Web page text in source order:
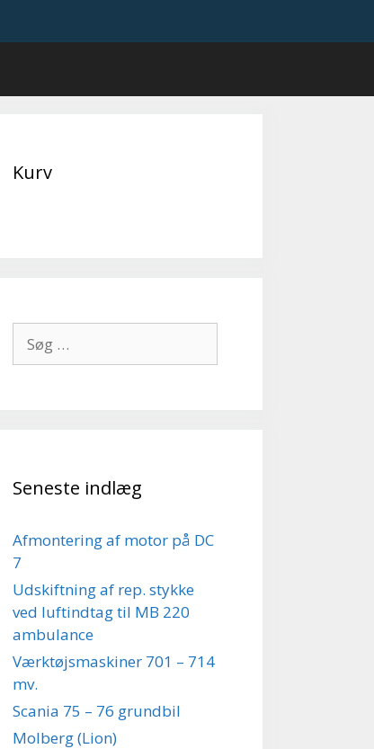
Kurv
efter:
Seneste indlæg
Afmontering af motor på DC
7
Udskiftning af rep. stykke
ved luftindtag til MB 220
ambulance
Værktøjsmaskiner 701 – 714
mv.
Scania 75 – 76 grundbil
Molberg (Lion)